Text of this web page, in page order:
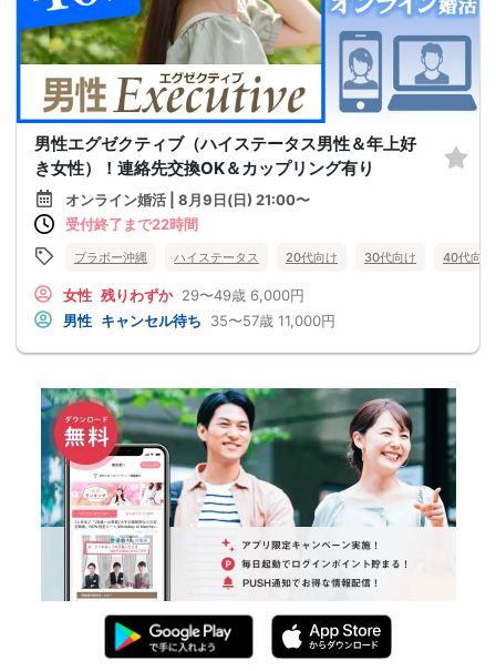
男性エグゼクティブ（ハイステータス男性＆年上好
き女性）！連絡先交換OK＆カップリング有り
オンライン婚活 | 8月9日(日) 21:00〜
受付終了まで22時間
ブラボー沖縄 ハイステータス 20代向け 30代向け 40代向け
女性 残りわずか 29〜49歳 6,000円
男性 キャンセル待ち 35〜57歳 11,000円